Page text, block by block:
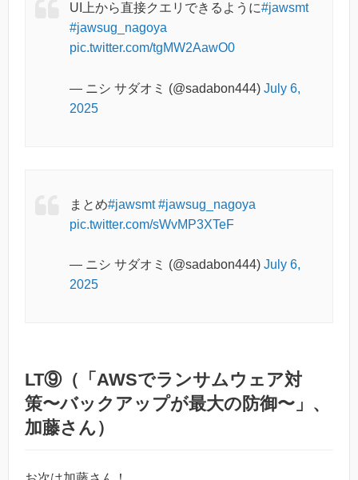
UI上から直接クエリできるように#jawsmt
#jawsug_nagoya
pic.twitter.com/tgMW2AawO0
— ニシ サダオミ (@sadabon444) July 6,
2025
まとめ#jawsmt #jawsug_nagoya
pic.twitter.com/sWvMP3XTeF
— ニシ サダオミ (@sadabon444) July 6,
2025
LT⑨（「AWSでランサムウェア対
策〜バックアップが最大の防御〜」、
加藤さん）